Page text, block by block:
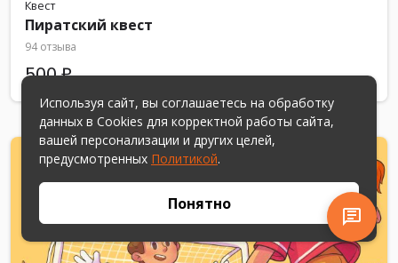
Квест
Пиратский квест
94 отзыва
500 ₽
Используя сайт, вы соглашаетесь на обработку
данных в Cookies для корректной работы сайта,
вашей персонализации и других целей,
предусмотренных Политикой.
Понятно